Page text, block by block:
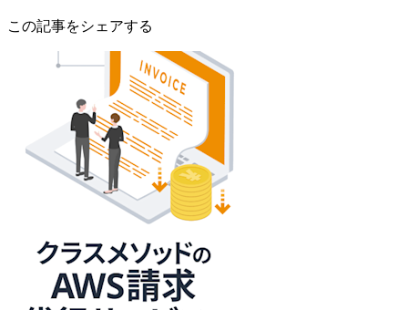
この記事をシェアする